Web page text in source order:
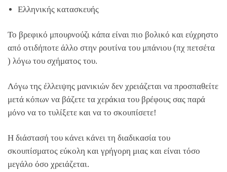
Ελληνικής κατασκευής
Το βρεφικό μπουρνούζι κάπα είναι πιο βολικό και εύχρηστο
από οτιδήποτε άλλο στην ρουτίνα του μπάνιου (πχ πετσέτα
) λόγω του σχήματος του.
Λόγω της έλλειψης μανικιών δεν χρειάζεται να προσπαθείτε
μετά κόπων να βάζετε τα χεράκια του βρέφους σας παρά
μόνο να το τυλίξετε και να το σκουπίσετε!
Η διάστασή του κάνει κάνει τη διαδικασία του
σκουπίσματος εύκολη και γρήγορη μιας και είναι τόσο
μεγάλο όσο χρειάζεται.